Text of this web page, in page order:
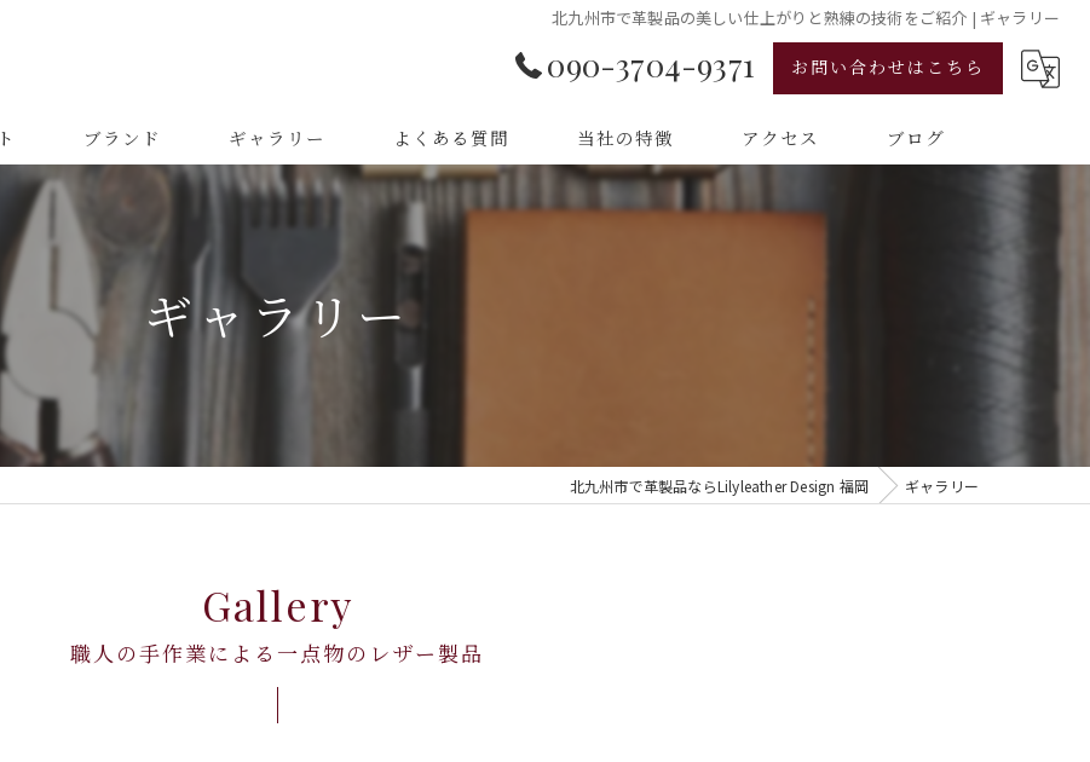
北九州市で革製品の美しい仕上がりと熟練の技術をご紹介 | ギャラリー
090-3704-9371 お問い合わせはこちら
ブランド
Lilyleather Design
ギャラリー よくある質問 当社の特徴
バッグ
アクセス ブログ
ギャラリー
北九州市で革製品ならLilyleather Design 福岡 ギャラリー
Gallery
職人の手作業による一点物のレザー製品